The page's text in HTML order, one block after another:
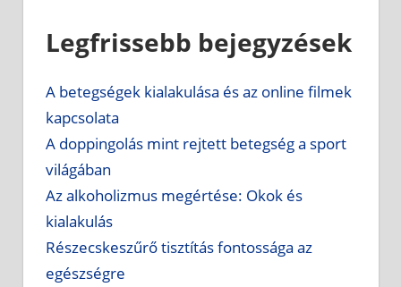
Legfrissebb bejegyzések
A betegségek kialakulása és az online filmek
kapcsolata
A doppingolás mint rejtett betegség a sport
világában
Az alkoholizmus megértése: Okok és
kialakulás
Részecskeszűrő tisztítás fontossága az
egészségre